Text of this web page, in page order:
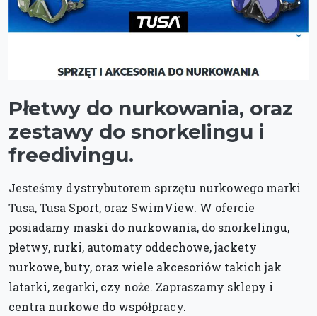
Płetwy do nurkowania, oraz
zestawy do snorkelingu i
freedivingu.
Jesteśmy dystrybutorem sprzętu nurkowego marki
Tusa, Tusa Sport, oraz SwimView. W ofercie
posiadamy maski do nurkowania, do snorkelingu,
płetwy, rurki, automaty oddechowe, jackety
nurkowe, buty, oraz wiele akcesoriów takich jak
latarki, zegarki, czy noże. Zapraszamy sklepy i
centra nurkowe do współpracy.